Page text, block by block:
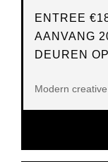
ENTREE
AANVANG
DEUREN
Modern creative